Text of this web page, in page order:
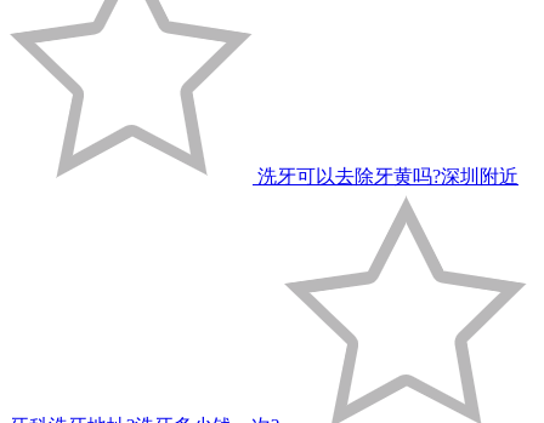
洗牙可以去除牙黄吗?深圳附近